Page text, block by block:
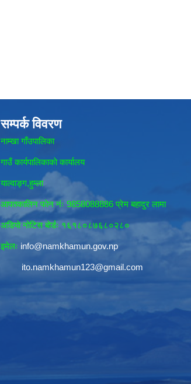
सम्पर्क विवरण
नाम्खा गाँउपालिका
गाउँ कार्यपालिकाकाे कार्यालय
याल्वाङ्ग,हुम्ला
आपतकालिन फाेन नंः 9858088886 प्रेम बहादुर लामा
अडियाे नोटिस बाेर्डः १६१८०८७६८०२८०
इमेलः info@namkhamun.gov.np
ito.namkhamun123@gmail.com